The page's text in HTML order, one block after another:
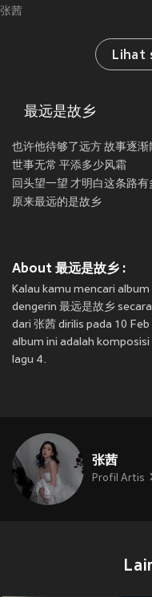
张茜
Lihat
最远是故乡
也许他待够了远方 故事逐渐
世事无常 平添多少风霜
回头望一望 才明白这条路有
原来最远的是故乡
About 最远是故乡 :
Kalau kamu mencari
dengerin 最远是故乡
dari 张茜 dirilis pada 10
album ini adalah
lagu 4.
张茜
Profil Artis